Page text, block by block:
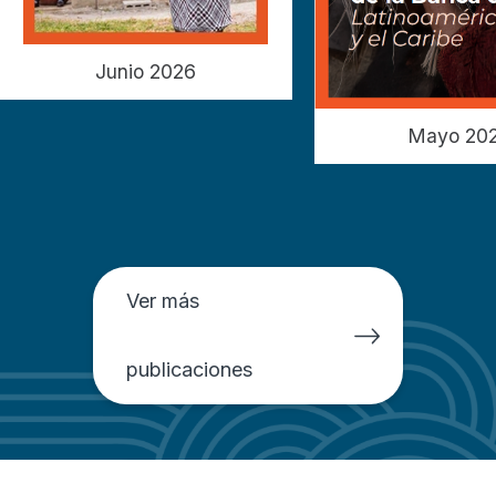
Junio 2026
Mayo
Ver más
publicaciones